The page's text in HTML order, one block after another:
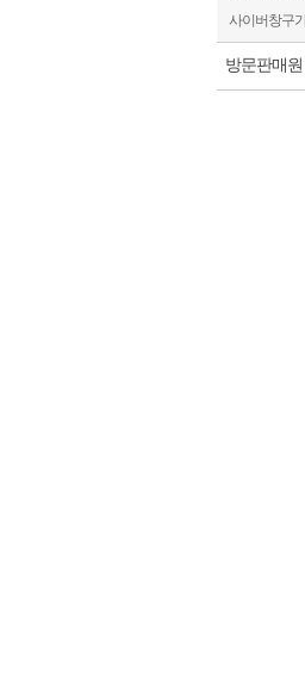
사이버창구
방문판매